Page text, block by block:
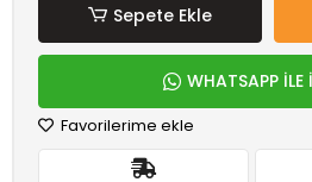
Sepete Ekle
WHATSAPP İLE
Favorilerime ekle